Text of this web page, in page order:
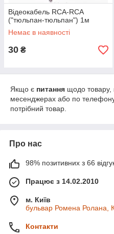
Відеокабель RCA-RCA
("тюльпан-тюльпан") 1м
Немає в наявності
30 ₴
Якщо є питання щодо товару,
месенджерах або по
потрібний товар.
Про нас
98% позитивних з 66
Працює з 14.02.2010
м. Київ
бульвар Ромена Ролана,
Контакти